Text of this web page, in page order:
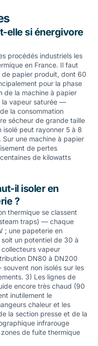
elle si énergivore
procédés industriels les
en France. Il faut
papier produit, dont 60
pour la phase
de la machine à papier
la vapeur saturée —
la consommation
sécheur de grande taille
isolé peut rayonner 5 à 8
une machine à papier
de pertes
de kilowatts
il isoler en
?
thermique se classent
traps) — chaque
; une papeterie en
un potentiel de 30 à
vapeur
DN80 à DN200
non isolés sur les
3) Les lignes de
encore très chaud (90
inutilement le
chaleur et les
la section presse et de la
infrarouge
de fuite thermique